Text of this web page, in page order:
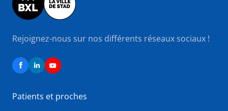
Rejoignez-nous sur nos différents réseaux sociaux !
Patients et proches